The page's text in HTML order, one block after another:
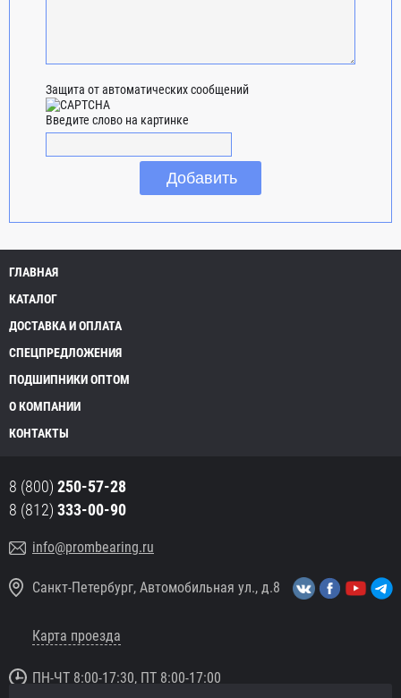
Защита от автоматических сообщений
Введите слово на картинке
ГЛАВНАЯ
КАТАЛОГ
ДОСТАВКА И ОПЛАТА
СПЕЦПРЕДЛОЖЕНИЯ
ПОДШИПНИКИ ОПТОМ
О КОМПАНИИ
КОНТАКТЫ
8 (800) 250-57-28
8 (812) 333-00-90
info@prombearing.ru
Санкт-Петербург, Автомобильная ул., д.8
Карта проезда
ПН-ЧТ 8:00-17:30, ПТ 8:00-17:00